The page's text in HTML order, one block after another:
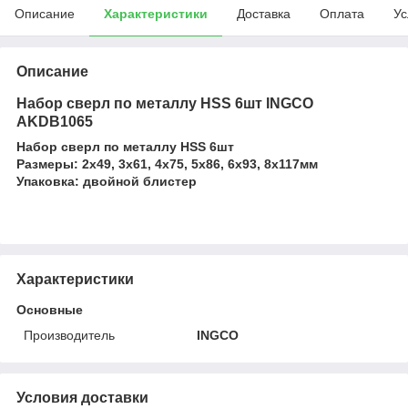
Описание Характеристики Доставка Оплата
Описание
Набор сверл по металлу HSS 6шт INGCO
AKDB1065
Набор сверл по металлу HSS 6шт
Размеры: 2х49, 3х61, 4х75, 5х86, 6х93, 8х117мм
Упаковка: двойной блистер
Характеристики
Основные
Производитель
INGCO
Условия доставки